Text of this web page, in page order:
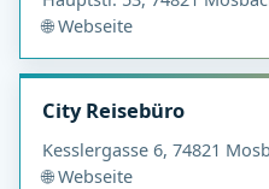
🌐 Webseite
City Reisebüro
Kesslergasse 6, 74821
🌐 Webseite